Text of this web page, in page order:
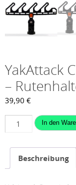
YakAttack
–
39,90 €
YakAttack
CenterStage
Rod
Stager
In den
Beschreibung